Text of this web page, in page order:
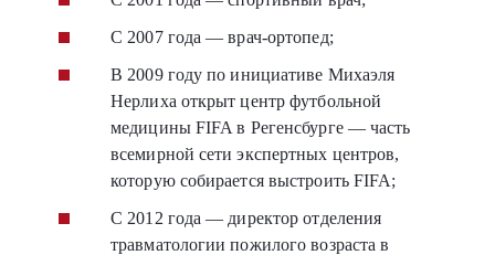
С 2007 года — врач-ортопед;
В 2009 году по инициативе Михаэля
Нерлиха открыт центр футбольной
медицины FIFA в Регенсбурге — часть
всемирной сети экспертных центров,
которую собирается выстроить FIFA;
С 2012 года — директор отделения
травматологии пожилого возраста в